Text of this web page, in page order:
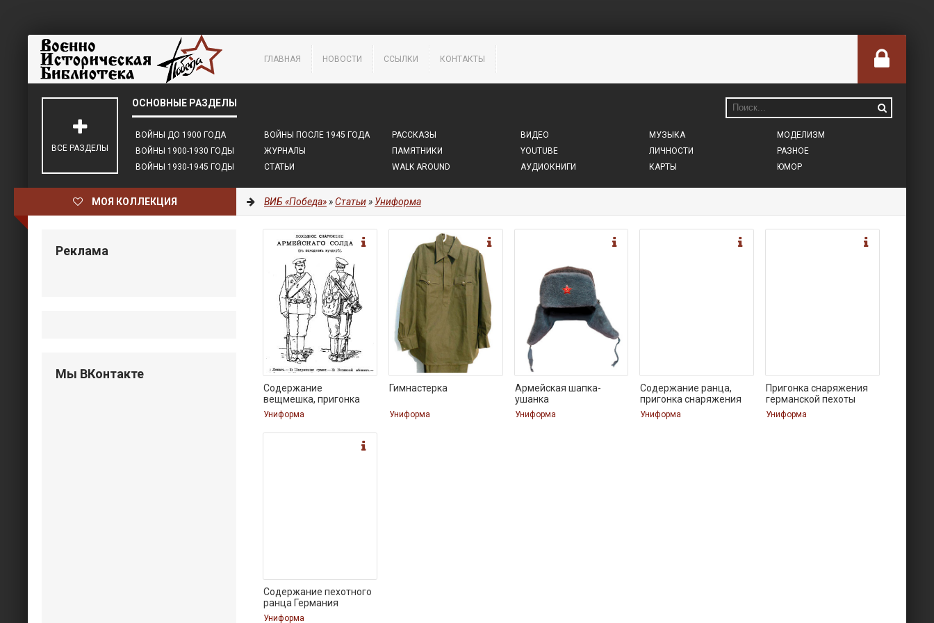
ГЛАВНАЯ НОВОСТИ ССЫЛКИ КОНТАКТЫ
ВОЙНЫ ДО 1900 ГОДА
ВОЙНЫ 1900-1930 ГОДЫ
ВОЙНЫ 1930-1945 ГОДЫ
ВОЙНЫ ПОСЛЕ 1945 ГОДА
ЖУРНАЛЫ
СТАТЬИ
РАССКАЗЫ
ПАМЯТНИКИ
WALK AROUND
ВИДЕО
YOUTUBE
АУДИОКНИГИ
МУЗЫКА
ЛИЧНОСТИ
КАРТЫ
МОДЕЛИЗМ
РАЗНОЕ
ЮМОР
ВСЕ РАЗДЕЛЫ
МОЯ КОЛЛЕКЦИЯ ВИБ «Победа»»Статьи» Униформа
Содержание
вещмешка, пригонка
Униформа
Гимнастерка
Униформа
Армейская шапка-
ушанка
Униформа
Содержание ранца,
пригонка снаряжения
Униформа
Пригонка снаряжения
германской пехоты
Униформа
Содержание пехотного
ранца Германия
Униформа
Реклама
Мы ВКонтакте